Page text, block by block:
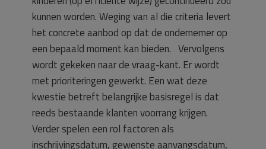
kunnen worden. Weging van al die criteria levert
het concrete aanbod op dat de ondernemer op
een bepaald moment kan bieden. Vervolgens
wordt gekeken naar de vraag-kant. Er wordt
met prioriteringen gewerkt. Een wat deze
kwestie betreft belangrijke basisregel is dat
reeds bestaande klanten voorrang krijgen.
Verder spelen een rol factoren als
inschrijvingsdatum, gewenste aanvangsdatum,